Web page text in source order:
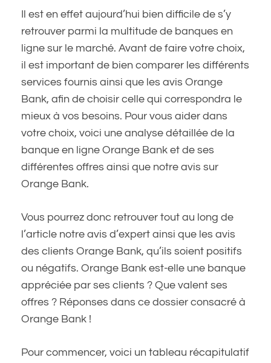
Il est en effet aujourd’hui bien difficile de s’y
retrouver parmi la multitude de banques en
ligne sur le marché. Avant de faire votre choix,
il est important de bien comparer les différents
services fournis ainsi que les avis Orange
Bank, afin de choisir celle qui correspondra le
mieux à vos besoins. Pour vous aider dans
votre choix, voici une analyse détaillée de la
banque en ligne Orange Bank et de ses
différentes offres ainsi que notre avis sur
Orange Bank.
Vous pourrez donc retrouver tout au long de
l’article notre avis d’expert ainsi que les avis
des clients Orange Bank, qu’ils soient positifs
ou négatifs. Orange Bank est-elle une banque
appréciée par ses clients ? Que valent ses
offres ? Réponses dans ce dossier consacré à
Orange Bank !
Pour commencer, voici un tableau récapitulatif